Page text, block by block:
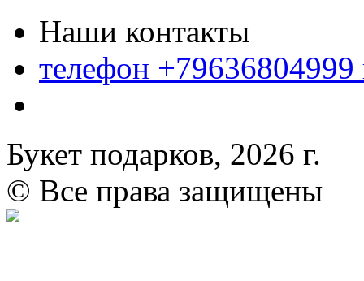
Наши контакты
телефон
Букет подарков, 2026 г.
© Все права защищены